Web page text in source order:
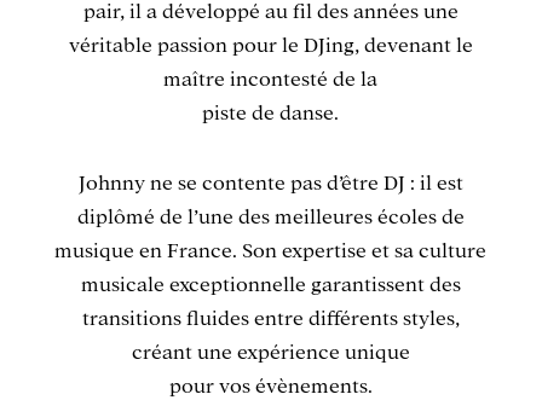
pair, il a développé au fil des années une
véritable passion pour le DJing, devenant le
maître incontesté de la
piste de danse.
Johnny ne se contente pas d’être DJ : il est
diplômé de l’une des meilleures écoles de
musique en France. Son expertise et sa culture
musicale exceptionnelle garantissent des
transitions fluides entre différents styles,
créant une expérience unique
pour vos évènements.